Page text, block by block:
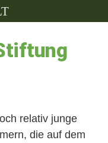
relativ junge
die auf dem